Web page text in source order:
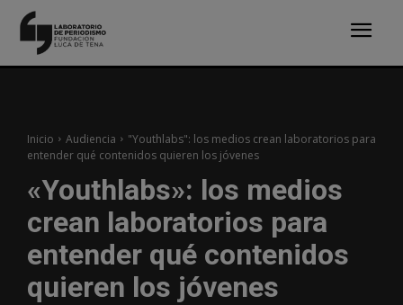
Inicio Audiencia
"Youthlabs": los medios crean laboratorios para
entender qué contenidos quieren los jóvenes
«Youthlabs»: los medios
crean laboratorios para
entender qué contenidos
quieren los jóvenes